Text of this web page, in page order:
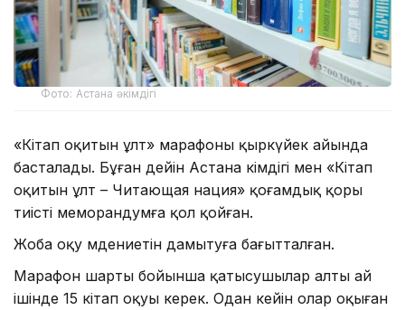
Фото: Астана әкімдігі
«Кітап оқитын ұлт» марафоны қыркүйек айында
басталады. Бұған дейін Астана әкімдігі мен «Кітап
оқитын ұлт – Читающая нация» қоғамдық қоры
тиісті меморандумға қол қойған.
Жоба оқу мәдениетін дамытуға бағытталған.
Марафон шарты бойынша қатысушылар алты ай
ішінде 15 кітап оқуы керек. Одан кейін олар оқыған